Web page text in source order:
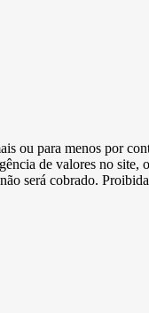
ou para menos por
de valores no
será cobrado.